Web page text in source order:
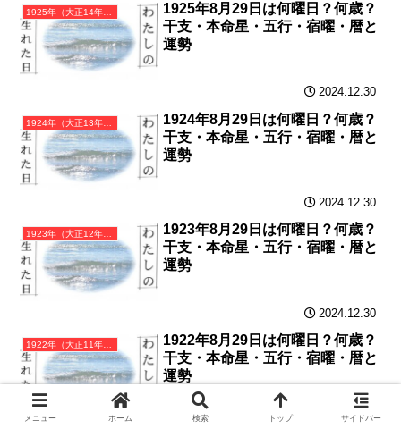
1925年（大正14年）乙丑（きのとうし）・丑年（うし年）カレンダー（月曜はじまり）
1925年8月29日は何曜日？何歳？
干支・本命星・五行・宿曜・暦と
運勢
2024.12.30
1924年（大正13年）甲子（きのえね）・子年カレンダー（月曜はじまり）
1924年8月29日は何曜日？何歳？
干支・本命星・五行・宿曜・暦と
運勢
2024.12.30
1923年（大正12年）癸亥（みずのとい）・亥年カレンダー（月曜はじまり）
1923年8月29日は何曜日？何歳？
干支・本命星・五行・宿曜・暦と
運勢
2024.12.30
1922年（大正11年）壬戌（みずのえいぬ）・戌年カレンダー（月曜はじまり）
1922年8月29日は何曜日？何歳？
干支・本命星・五行・宿曜・暦と
運勢
2024.12.29
メニュー ホーム 検索 トップ サイドバー